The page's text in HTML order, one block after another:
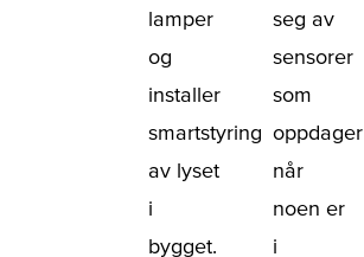
lamper
og
installer
smartstyring
av lyset
i
bygget.
seg av
sensorer
som
oppdager
når
noen er
i